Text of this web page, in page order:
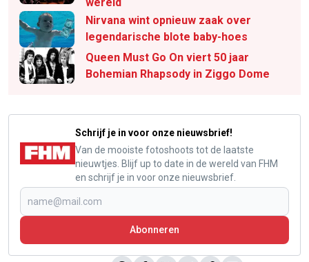
Nirvana wint opnieuw zaak over
legendarische blote baby-hoes
Queen Must Go On viert 50 jaar
Bohemian Rhapsody in Ziggo Dome
Schrijf je in voor onze nieuwsbrief!
Van de mooiste fotoshoots tot de laatste
nieuwtjes. Blijf up to date in de wereld van FHM
en schrijf je in voor onze nieuwsbrief.
Abonneren